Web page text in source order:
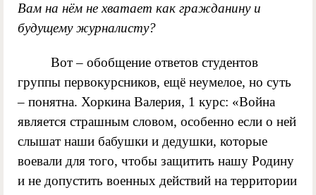
Вам на нём не хватает как гражданину и
будущему журналисту?
Вот – обобщение ответов студентов
группы первокурсников, ещё неумелое, но суть
– понятна. Хоркина Валерия, 1 курс: «Война
является страшным словом, особенно если о ней
слышат наши бабушки и дедушки, которые
воевали для того, чтобы защитить нашу Родину
и не допустить военных действий на территории